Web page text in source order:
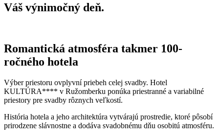
Váš výnimočný deň.
Romantická atmosféra takmer 100-
ročného hotela
Výber priestoru ovplyvní priebeh celej svadby. Hotel
KULTÚRA**** v Ružomberku ponúka priestranné a variabilné
priestory pre svadby rôznych veľkostí.
História hotela a jeho architektúra vytvárajú prostredie, ktoré pôsobí
prirodzene slávnostne a dodáva svadobnému dňu osobitú atmosféru.